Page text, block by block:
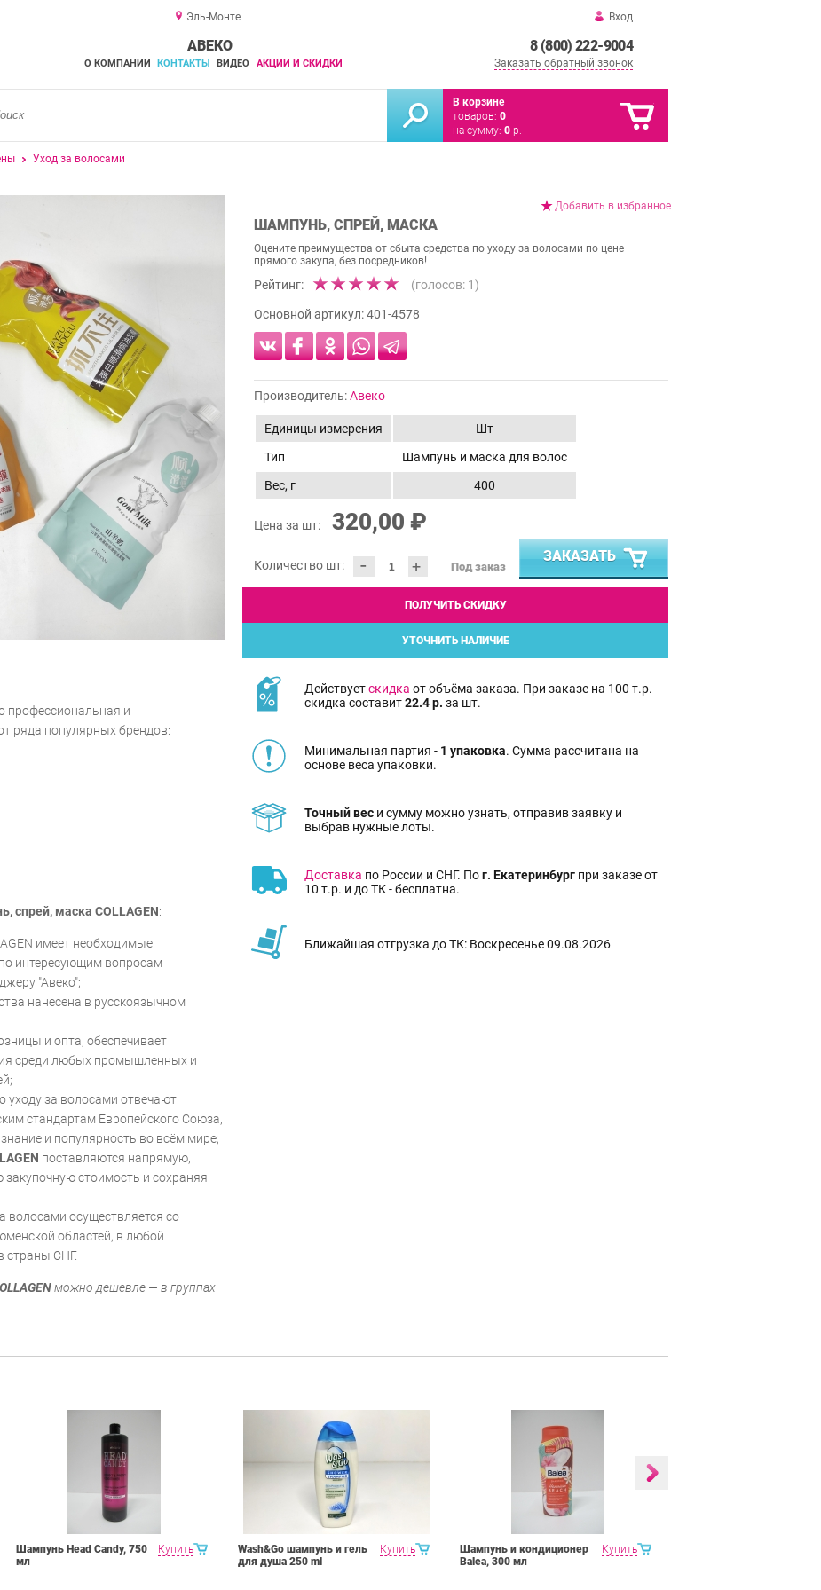
Эль-Монте Вход
8 (800) 222-9004
Заказать обратный звонок
АВЕКО
О КОМПАНИИ КОНТАКТЫ ВИДЕО АКЦИИ И СКИДКИ
В корзине
товаров: 0
на сумму: 0 р.
Уход за волосами
Добавить в избранное
ШАМПУНЬ, СПРЕЙ, МАСКА
Оцените преимущества от сбыта средства по уходу за волосами по цене
прямого закупа, без посредников!
Рейтинг: (голосов: 1)
Основной артикул:401-4578
Производитель:Авеко
Единицы измерения
Шт
Тип
Шампунь и маска для волос
Вес, г
400
Цена за шт: 320,00 ₽
Количество шт: - + Под заказ
ЗАКАЗАТЬ
ПОЛУЧИТЬ СКИДКУ
УТОЧНИТЬ НАЛИЧИЕ
Действуетскидка от объёма заказа. При заказе на 100 т.р.
скидка составит22.4 р. за шт.
Минимальная партия - 1 упаковка. Сумма рассчитана на
основе веса упаковки.
Точный вес и сумму можно узнать, отправив заявку и
выбрав нужные лоты.
Доставка по России и СНГ. Пог. Екатеринбург при заказе от
10 т.р. и до ТК - бесплатна.
Ближайшая отгрузка до ТК: Воскресенье 09.08.2026
профессиональная и
ряда популярных брендов:
спрей, маска COLLAGEN:
имеет необходимые
интересующим вопросам
"Авеко";
нанесена в русскоязычном
и опта, обеспечивает
среди любых промышленных и
уходу за волосами отвечают
стандартам Европейского Союза,
и популярность во всём мире;
поставляются напрямую,
стоимость и сохраняя
волосами осуществляется со
областей, в любой
страны СНГ.
можно дешевле — в группах
Купить
Шампунь Head Candy, 750
мл
Купить
Wash&Go шампунь и гель
для душа 250 ml
Купить
Шампунь и кондиционер
Balea, 300 мл